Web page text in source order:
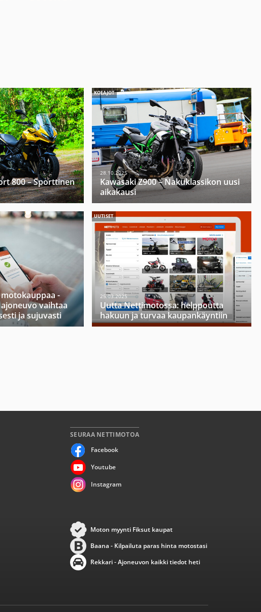
800 – Sporttinen
KOEAJOT
28.10.2025
Kawasaki Z900 – Nakuklassikon uusi
aikakausi
-
vaihtaa
ja sujuvasti
UUTISET
25.03.2025
Uutta Nettimotossa: helppoutta
hakuun ja turvaa kaupankäyntiin
SEURAA NETTIMOTOA
Facebook
Youtube
Instagram
Moton myynti Fiksut kaupat
Baana - Kilpailuta paras hinta motostasi
Rekkari - Ajoneuvon kaikki tiedot heti